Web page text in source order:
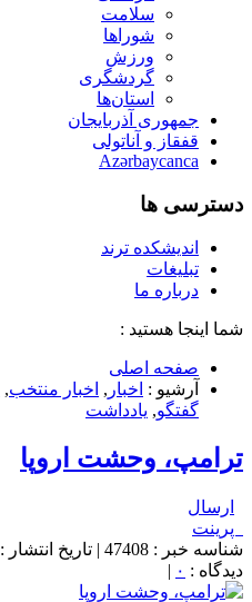
سلامت
شوراها
ورزش
گردشگری
استان‌ها
جمهوری آذربایجان
قفقاز و آناتولی
Azərbaycanca
دسترسی ها
اندیشکده ترند
تبلیغات
درباره ما
شما اینجا هستید :
صفحه اصلی
آرشیو : اخبار , اخبار منتخب,
گفتگو, یادداشت
ترامپ، وحشت اروپا
ارسال
پرینت
دیدگاه : ۰ |